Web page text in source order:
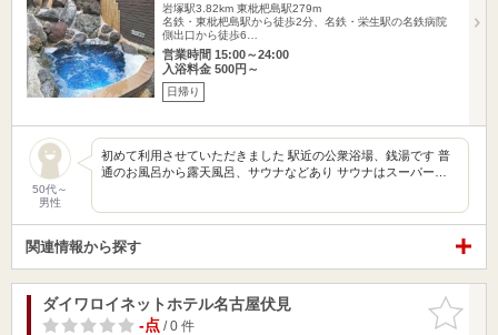
岩塚駅3.82km 東枇杷島駅279m
名鉄・東枇杷島駅から徒歩2分、名鉄・栄生駅の名鉄病院
側出口から徒歩6…
営業時間 15:00～24:00
入浴料金 500円～
日帰り
50代～
男性
初めて利用させていただきました 駅近の公衆浴場、銭湯です 普
通のお風呂から露天風呂、サウナなどあり サウナはスーパー…
関連情報から探す
お気に入
りに追加
ダイワロイネットホテル名古屋伏見
-点/ 0 件